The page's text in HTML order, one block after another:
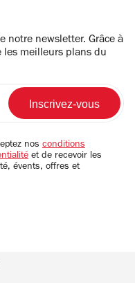
notre newsletter. Grâce à
les meilleurs plans du
nos conditions
et de recevoir les
évents, offres et